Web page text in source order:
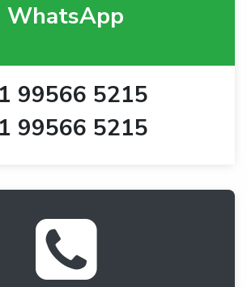
WhatsApp
99566 5215
99566 5215